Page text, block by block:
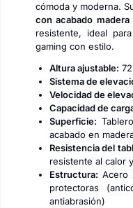
cómoda y moderna.
con acabado madera
resistente, ideal
gaming con estilo.
Altura ajustable:
Sistema de
Velocidad de
Capacidad de
Superficie:
acabado en
Resistencia del
resistente al calor
Estructura: Acero
protectoras
antiabrasión)